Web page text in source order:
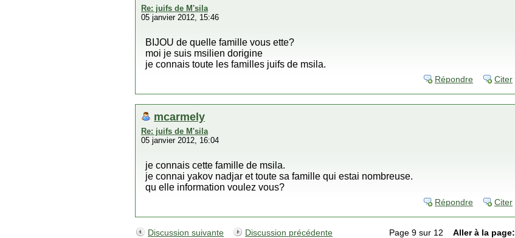
Re: juifs de M'sila
05 janvier 2012, 15:46
BIJOU de quelle famille vous ette?
moi je suis msilien dorigine
je connais toute les familles juifs de msila.
Répondre Citer
mcarmely
Re: juifs de M'sila
05 janvier 2012, 16:04
je connais cette famille de msila.
je connai yakov nadjar et toute sa famille qui estai nombreuse.
qu elle information voulez vous?
Répondre Citer
Page 9 sur 12 Aller à la page:
Discussion suivante Discussion précédente